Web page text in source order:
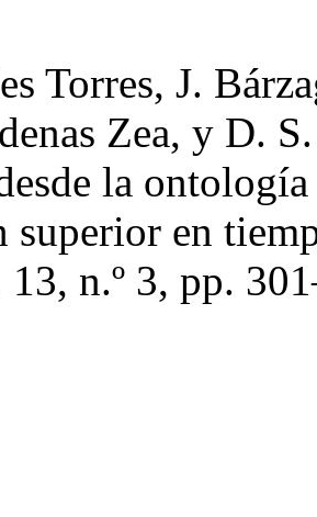
Torres, J.
Zea, y D.
la
superior en
n.º 3, pp.